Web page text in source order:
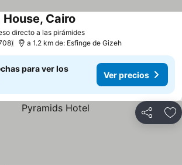
directo a las pirámidesVer precios
Cairo
a 1.2 km de: Esfinge de Gizeh
para ver los
Ver precios
Compartir